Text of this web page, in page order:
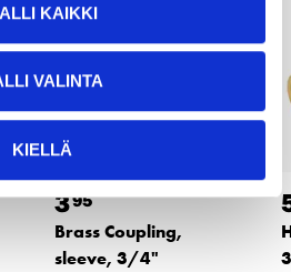
KAIKKI
VALINTA
KIELLÄ
395
Brass Coupling,
sleeve, 3/4"